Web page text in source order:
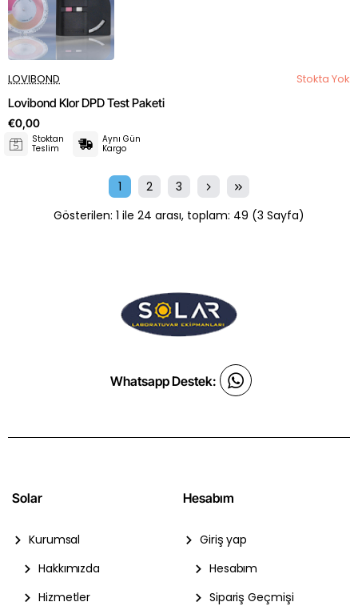
LOVIBOND
Stokta Yok
Lovibond Klor DPD Test Paketi
€0,00
Stoktan
Teslim
Aynı Gün
Kargo
1 2
3
Gösterilen: 1 ile 24 arası, toplam: 49 (3 Sayfa)
Whatsapp Destek:
Solar
Kurumsal
Hakkımızda
Hizmetler
Hesabım
Giriş yap
Hesabım
Sipariş Geçmişi